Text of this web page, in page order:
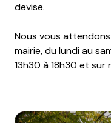
devise.
Nous vous
mairie, du lundi au
13h30 à 18h30 et